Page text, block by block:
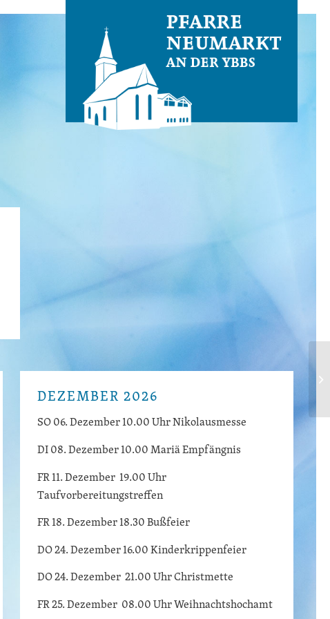
DEZEMBER 2026
SO 06. Dezember 10.00 Uhr Nikolausmesse
DI 08. Dezember 10.00 Mariä Empfängnis
FR 11. Dezember 19.00 Uhr
Taufvorbereitungstreffen
FR 18. Dezember 18.30 Bußfeier
DO 24. Dezember 16.00 Kinderkrippenfeier
DO 24. Dezember 21.00 Uhr Christmette
FR 25. Dezember 08.00 Uhr Weihnachtshochamt